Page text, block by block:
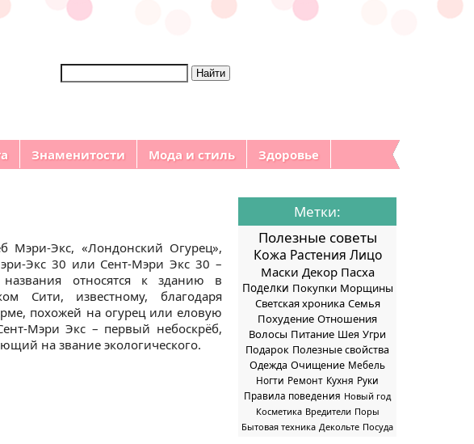
Знаменитости Мода и стиль Здоровье
Мэри-Экс, «Лондонский Огурец»,
Экс 30 или Сент-Мэри Экс 30 –
относятся к зданию в
Сити, известному, благодаря
похожей на огурец или еловую
Мэри Экс – первый небоскрёб,
на звание экологического.
Метки:
Полезные советы
Кожа Растения Лицо
Маски Декор Пасха
Поделки Покупки Морщины
Светская хроника Семья
Похудение Отношения
Волосы Питание Шея Угри
Подарок Полезные свойства
Одежда Очищение Мебель
Ногти Ремонт Кухня Руки
Правила поведения Новый год
Косметика Вредители Поры
Бытовая техника Декольте Посуда